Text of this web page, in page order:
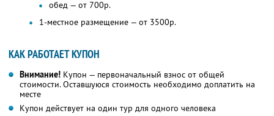
обед — от 700р.
1-местное размещение — от 3500р.
КАК РАБОТАЕТ КУПОН
Внимание! Купон — первоначальный взнос от общей
стоимости. Оставшуюся стоимость необходимо доплатить на
месте
Купон действует на один тур для одного человека